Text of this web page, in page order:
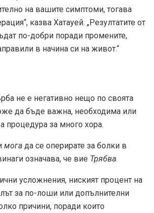
на вашите симптоми, тогава
казва Хатауей. „Резултатите от
по-добри поради промените,
в начина си на живот.“
не е негативно нещо по своята
да бъде важна, необходима или
процедура за много хора.
мога да се оперирате за болки в
означава, че вие Трябва.
усложнения, ниският процент на
за по-лоши или допълнителни
причини, поради които